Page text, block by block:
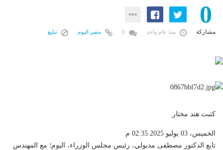
0
مشاركة منذ عام واحد مصر اليوم تبليغ
كتبت هند مختار
الخميس، 03 يوليو 2025 02:35 م
تابع الدكتور مصطفى مدبولي، رئيس مجلس الوزراء، اليوم؛ مع المهندس